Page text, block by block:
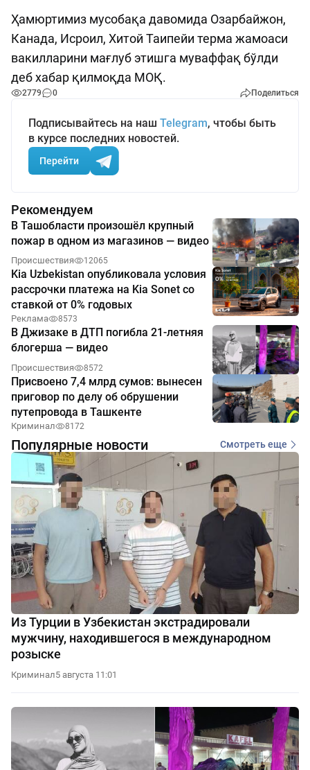
Ҳамюртимиз мусобақа давомида Озарбайжон,
Канада, Исроил, Хитой Таипейи терма жамоаси
вакилларини мағлуб этишга муваффақ бўлди
деб хабар қилмоқда МОҚ.
2779 0 Поделиться
Подписывайтесь на наш Telegram, чтобы быть
в курсе последних новостей.
Перейти
Рекомендуем
В Ташобласти произошёл крупный
пожар в одном из магазинов — видео
Происшествия 12065
Kia Uzbekistan опубликовала условия
рассрочки платежа на Kia Sonet со
ставкой от 0% годовых
Реклама 8573
В Джизаке в ДТП погибла 21-летняя
блогерша — видео
Происшествия 8572
Присвоено 7,4 млрд сумов: вынесен
приговор по делу об обрушении
путепровода в Ташкенте
Криминал 8172
Популярные новости Смотреть еще
Из Турции в Узбекистан экстрадировали
мужчину, находившегося в международном
розыске
Криминал5 августа 11:01